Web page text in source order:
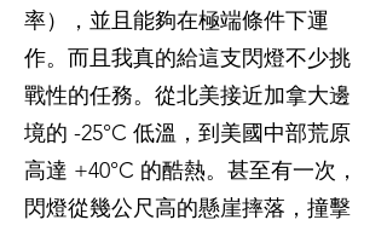
率），並且能夠在極端條件下運
作。而且我真的給這支閃燈不少挑
戰性的任務。從北美接近加拿大邊
境的 -25°C 低溫，到美國中部荒原
高達 +40°C 的酷熱。甚至有一次，
閃燈從幾公尺高的懸崖摔落，撞擊